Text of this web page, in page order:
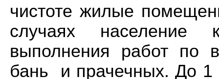
чистоте жилые
случаях
выполнения работ по
бань и прачечных. До 1